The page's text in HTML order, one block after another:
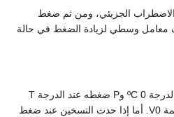
الاضطراب الجزيئي، ومن ثم ضغط
معامل وسطي لزيادة الضغط في حالة
حيث تمثل P0 ضغط الغاز عند الدرجة 0 ºC وP ضغطه عند الدرجة T
ºC، مع بقاء الحجم ثابتاً عند القيمة V0. أما إذا حدث التسخين عند ضغط